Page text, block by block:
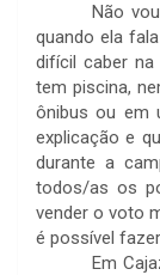
Não
quando ela
difícil caber
tem piscina,
ônibus ou em
explicação e
durante a
todos/as os
vender o voto
é possível
Em